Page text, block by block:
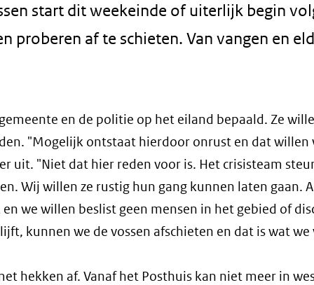
start dit weekeinde of uiterlijk begin
proberen af te schieten. Van vangen en
en de politie op het eiland bepaald. Ze
"Mogelijk ontstaat hierdoor onrust en dat willen
uit. "Niet dat hier reden voor is. Het crisisteam
Wij willen ze rustig hun gang kunnen laten gaan.
we willen beslist geen mensen in het gebied of
kunnen we de vossen afschieten en dat is wat
hekken af. Vanaf het Posthuis kan niet meer in